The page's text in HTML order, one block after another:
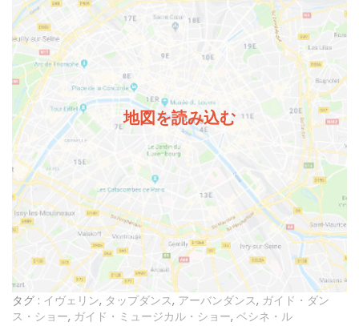
地図を読み込む
タグ : イヴェリン, タップダンス, アーバンダンス, ガイド・ダン
ス・ショー, ガイド・ミュージカル・ショー, ベシネ・ル